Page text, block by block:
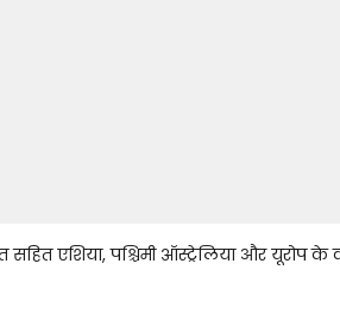
सहित एशिया, पश्चिमी ऑस्ट्रेलिया और यूरोप के